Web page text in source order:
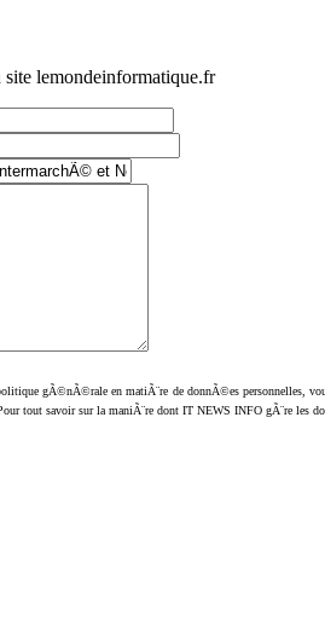
lemondeinformatique.fr
gÃ©nÃ©rale en matiÃ¨re de donnÃ©es personnelles,
Pour tout savoir sur la maniÃ¨re dont IT NEWS INFO gÃ¨re les